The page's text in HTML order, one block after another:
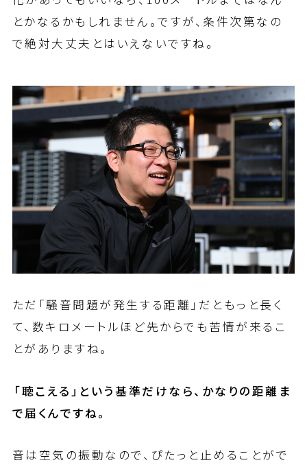
とかなるかもしれません。ですが、条件次第なの
で絶対大丈夫とはいえないですね。
ただ「騒音問題が発生する距離」だともっと長く
て、数キロメートルほど先からでも苦情が来るこ
とがありますね。
――「聴こえる」という基準だけなら、かなりの距離ま
で届くんですね。
音は空気の振動なので、ぴたっと止めることがで